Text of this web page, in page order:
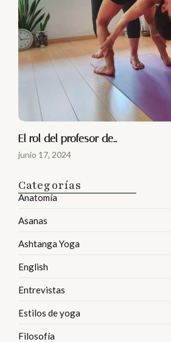
El rol del profesor de…
junio 17, 2024
Categorías
Anatomía
Asanas
Ashtanga Yoga
English
Entrevistas
Estilos de yoga
Filosofía